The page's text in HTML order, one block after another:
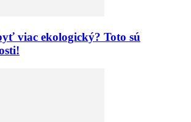
viac ekologický? Toto sú